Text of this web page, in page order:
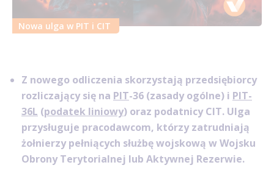
Nowa ulga w PIT i CIT
Z nowego odliczenia skorzystają przedsiębiorcy
rozliczający się na PIT-36 (zasady ogólne) i PIT-
36L (podatek liniowy) oraz podatnicy CIT. Ulga
przysługuje pracodawcom, którzy zatrudniają
żołnierzy pełniących służbę wojskową w Wojsku
Obrony Terytorialnej lub Aktywnej Rezerwie.